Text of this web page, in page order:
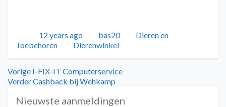
Geplaatst
12 years ago Auteur
bas20 Categorieën
Dieren en
Toebehoren
Tags
Dierenwinkel
Bericht
navigatie
Vorige Vorig
bericht:
I-FIX-IT Computerservice
VerderVolgend
Cashback bij Wehkamp
Nieuwste aanmeldingen